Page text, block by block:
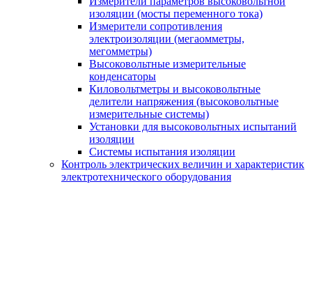
изоляции (мосты переменного тока)
Измерители сопротивления
электроизоляции (мегаомметры,
мегомметры)
Высоковольтные измерительные
конденсаторы
Киловольтметры и высоковольтные
делители напряжения (высоковольтные
измерительные системы)
Установки для высоковольтных испытаний
изоляции
Системы испытания изоляции
Контроль электрических величин и характеристик
электротехнического оборудования